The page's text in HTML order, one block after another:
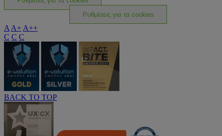
Ρυθμίσεις για τα cookies
A A+ A++
C C C
BACK TO TOP